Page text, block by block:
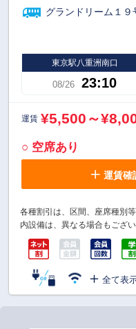
グランドリーム１９
東京駅八重洲南口
08/26 23:10
運賃 ¥5,500～
○ 空席あり
運賃確
各種割引は、区間、座席種別
内設備は、異なる場合もござい
全て表